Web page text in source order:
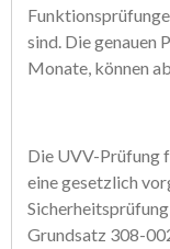
sind. Die genauen
Monate, können
Die UVV-Prüfung
einegesetzlich
Grundsatz 308-